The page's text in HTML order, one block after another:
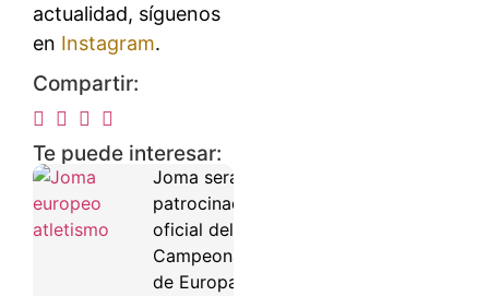
actualidad, síguenos
en Instagram.
Compartir:
Te puede interesar:
Joma será
patrocinador
oficial del
Campeonato
de Europa